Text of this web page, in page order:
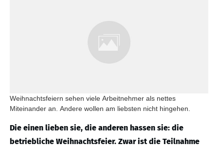
Weihnachtsfeiern sehen viele Arbeitnehmer als nettes
Miteinander an. Andere wollen am liebsten nicht hingehen.
Die einen lieben sie, die anderen hassen sie: die
betriebliche Weihnachtsfeier. Zwar ist die Teilnahme